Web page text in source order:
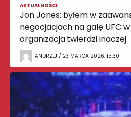
AKTUALNOŚCI
Jon Jones: byłem w
negocjacjach na galę UFC w
organizacja twierdzi inaczej
ANDRZEJ / 23 MARCA 2026, 15:30